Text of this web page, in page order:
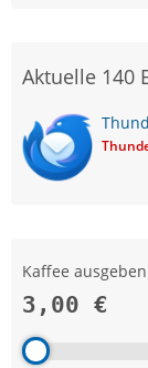
Aktuelle 140
Kaffee
3,00 €